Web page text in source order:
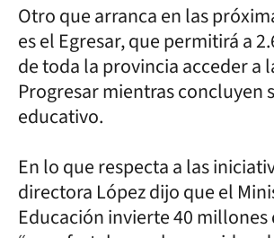
Otro que arranca en las
es el Egresar, que permitirá a
de toda la provincia acceder a
Progresar mientras concluyen
educativo.
En lo que respecta a las
directora López dijo que el
Educación invierte 40 millones